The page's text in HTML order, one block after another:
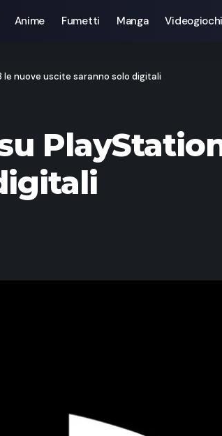
Anime Fumetti Manga Videogiochi
le nuove uscite saranno solo digitali